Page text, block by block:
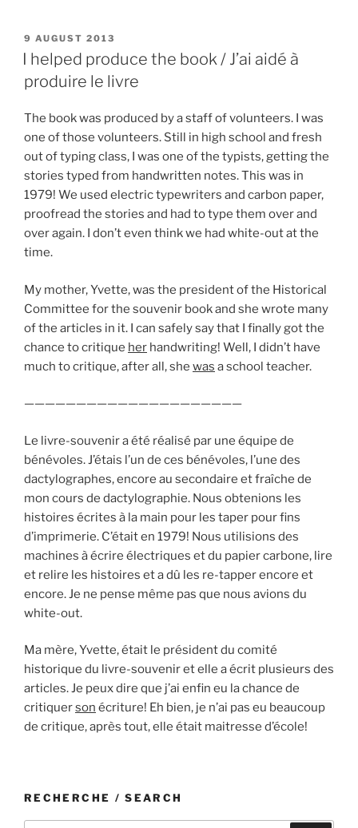
POSTED
ON
9 AUGUST 2013
I helped produce the book / J’ai aidé à
produire le livre
The book was produced by a staff of volunteers. I was
one of those volunteers. Still in high school and fresh
out of typing class, I was one of the typists, getting the
stories typed from handwritten notes. This was in
1979! We used electric typewriters and carbon paper,
proofread the stories and had to type them over and
over again. I don’t even think we had white-out at the
time.
My mother, Yvette, was the president of the Historical
Committee for the souvenir book and she wrote many
of the articles in it. I can safely say that I finally got the
chance to critique her handwriting! Well, I didn’t have
much to critique, after all, she was a school teacher.
—————————————————————
Le livre-souvenir a été réalisé par une équipe de
bénévoles. J’étais l’un de ces bénévoles, l’une des
dactylographes, encore au secondaire et fraîche de
mon cours de dactylographie. Nous obtenions les
histoires écrites à la main pour les taper pour fins
d’imprimerie. C’était en 1979! Nous utilisions des
machines à écrire électriques et du papier carbone, lire
et relire les histoires et a dû les re-tapper encore et
encore. Je ne pense même pas que nous avions du
white-out.
Ma mère, Yvette, était le président du comité
historique du livre-souvenir et elle a écrit plusieurs des
articles. Je peux dire que j’ai enfin eu la chance de
critiquerson écriture! Eh bien, je n’ai pas eu beaucoup
de critique, après tout, elle était maitresse d’école!
RECHERCHE / SEARCH